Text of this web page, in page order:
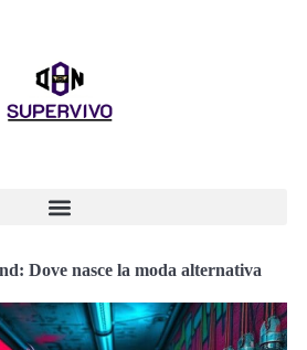
Dove nasce la moda alternativa